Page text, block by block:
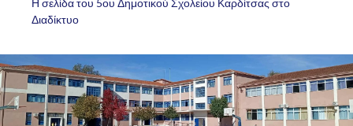
Η σελίδα του 5ου Δημοτικού Σχολείου Καρδίτσας στο
Διαδίκτυο